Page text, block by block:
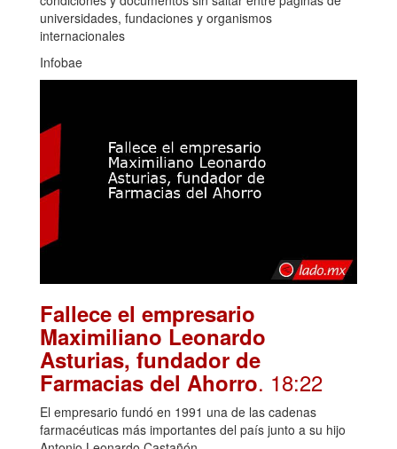
universidades, fundaciones y organismos
internacionales
Infobae
Fallece el empresario
Maximiliano Leonardo
Asturias, fundador de
Farmacias del Ahorro. 18:22
El empresario fundó en 1991 una de las cadenas
farmacéuticas más importantes del país junto a su hijo